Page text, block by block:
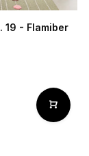
19 - Flamiber